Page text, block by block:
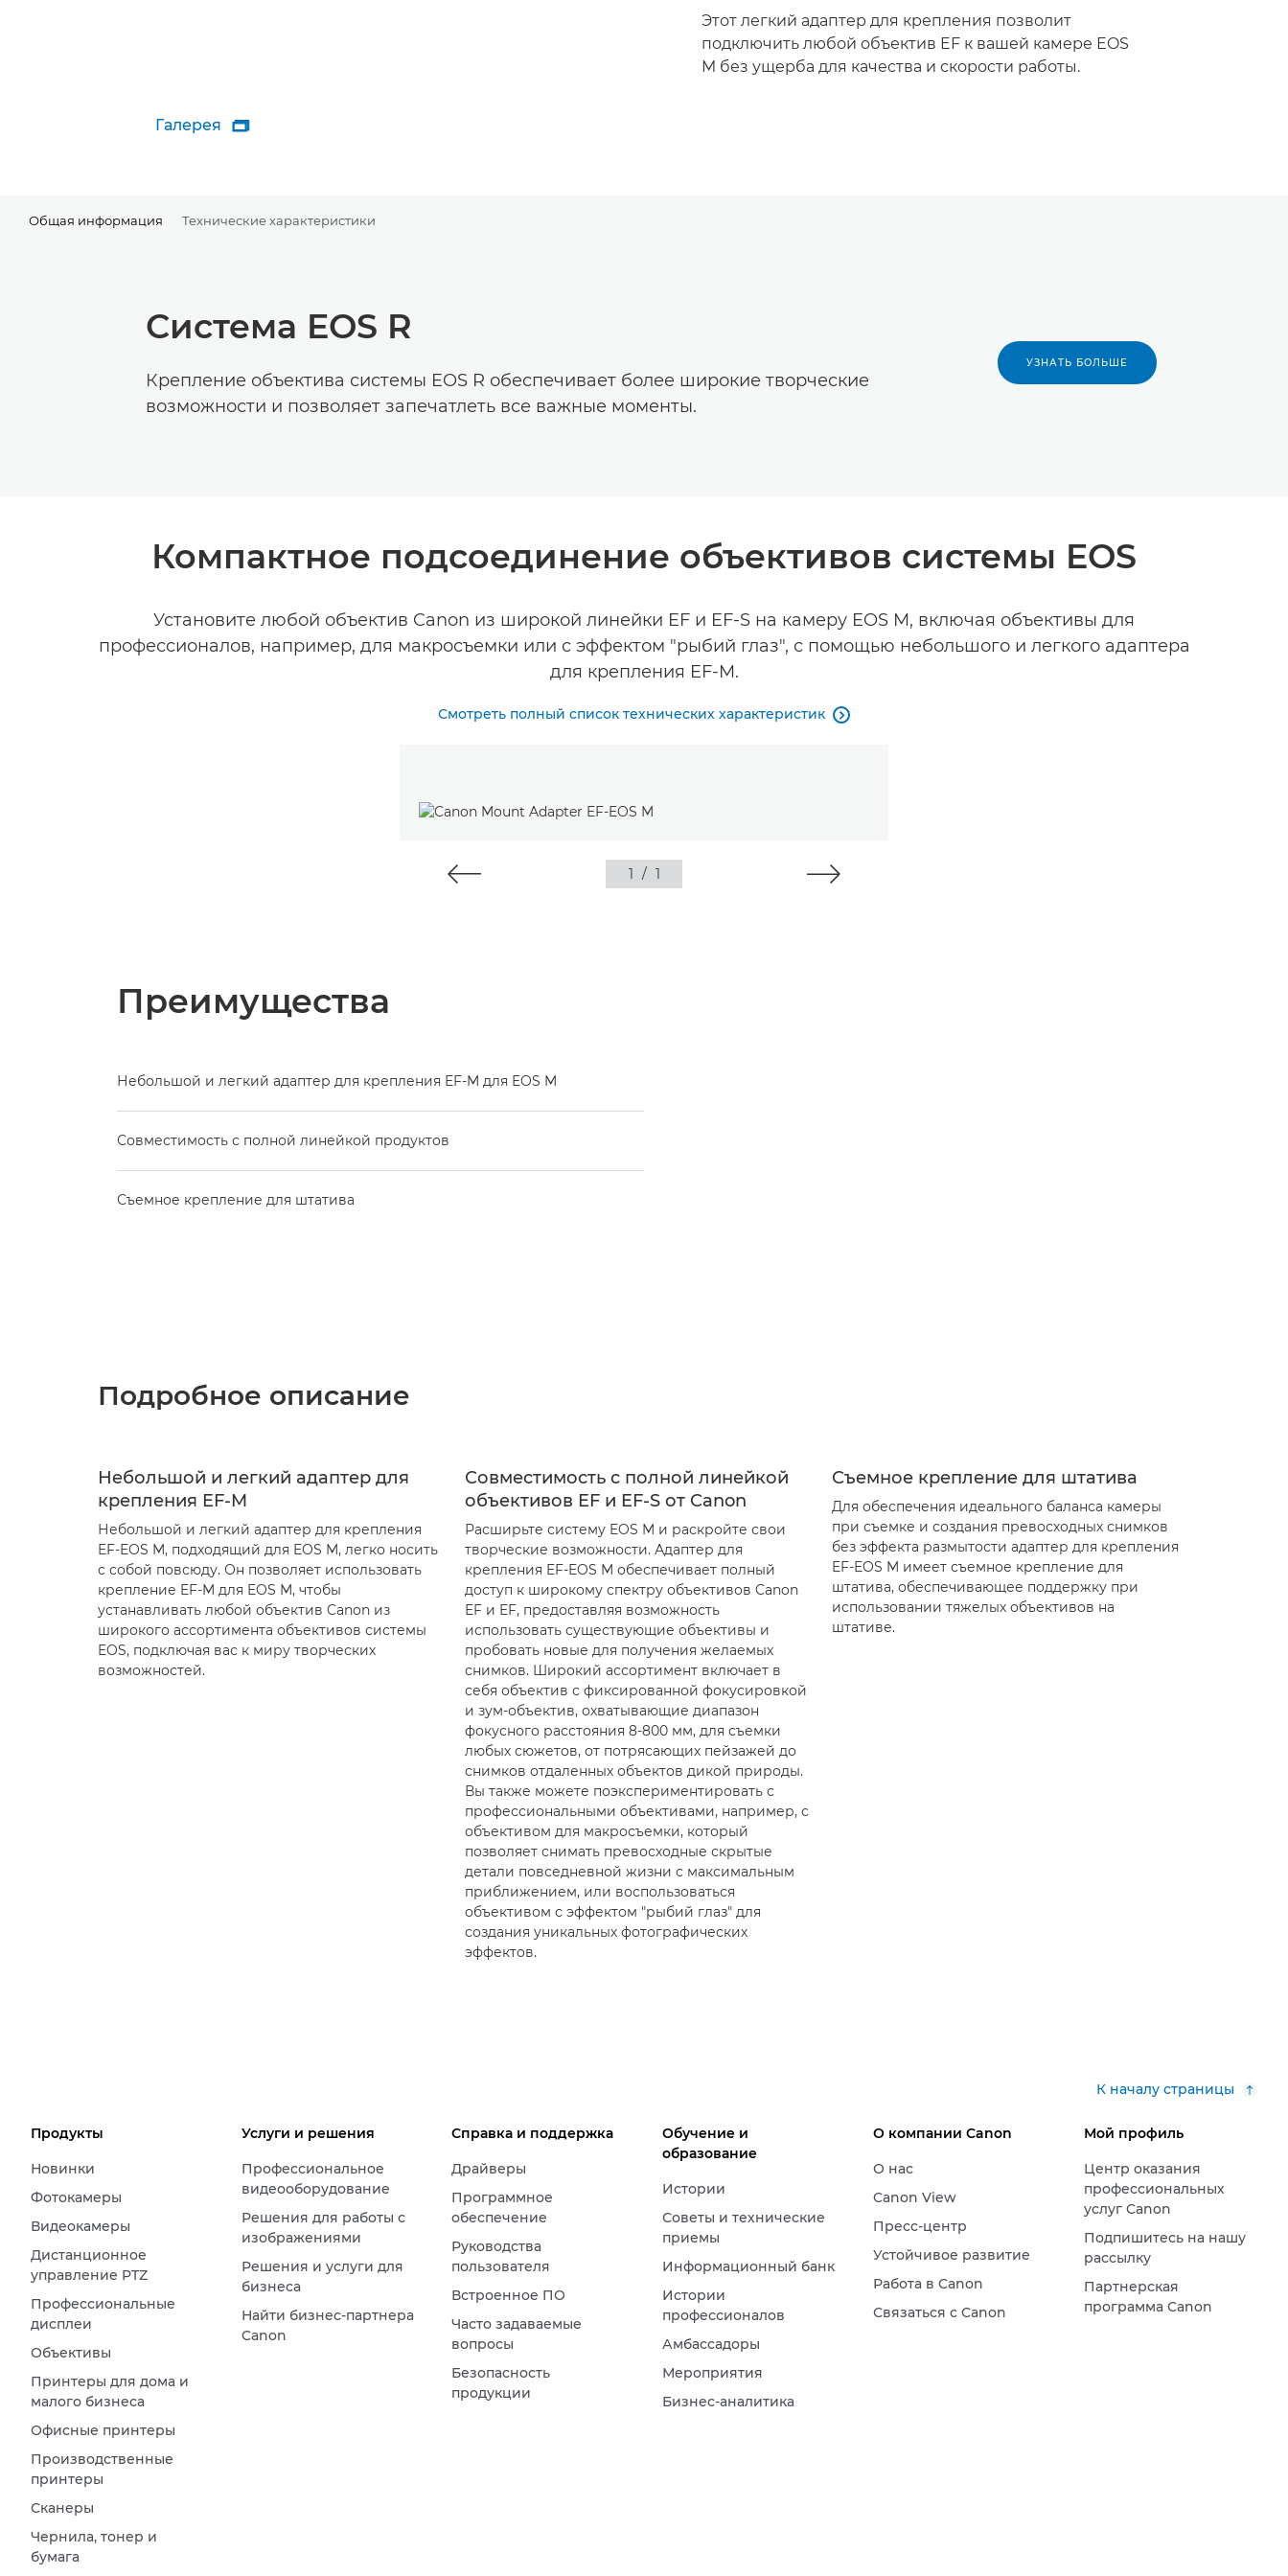
Галерея 
Этот легкий адаптер для крепления позволит
подключить любой объектив EF к вашей камере EOS
M без ущерба для качества и скорости работы.
Общая информация Технические характеристики
Система EOS R
Крепление объектива системы EOS R обеспечивает более широкие творческие
возможности и позволяет запечатлеть все важные моменты.
УЗНАТЬ БОЛЬШЕ
Компактное подсоединение объективов системы EOS
Установите любой объектив Canon из широкой линейки EF и EF-S на камеру EOS M, включая объективы для
профессионалов, например, для макросъемки или с эффектом "рыбий глаз", с помощью небольшого и легкого адаптера
для крепления EF-M.
Смотреть полный список технических характеристик 
1 / 1
Преимущества
Небольшой и легкий адаптер для крепления EF-M для EOS M
Совместимость с полной линейкой продуктов
Съемное крепление для штатива
Подробное описание
Небольшой и легкий адаптер для
крепления EF-M
Небольшой и легкий адаптер для крепления
EF-EOS M, подходящий для EOS M, легко носить
с собой повсюду. Он позволяет использовать
крепление EF-M для EOS M, чтобы
устанавливать любой объектив Canon из
широкого ассортимента объективов системы
EOS, подключая вас к миру творческих
возможностей.
Совместимость с полной линейкой
объективов EF и EF-S от Canon
Расширьте систему EOS M и раскройте свои
творческие возможности. Адаптер для
крепления EF-EOS M обеспечивает полный
доступ к широкому спектру объективов Canon
EF и EF, предоставляя возможность
использовать существующие объективы и
пробовать новые для получения желаемых
снимков. Широкий ассортимент включает в
себя объектив с фиксированной фокусировкой
и зум-объектив, охватывающие диапазон
фокусного расстояния 8-800 мм, для съемки
любых сюжетов, от потрясающих пейзажей до
снимков отдаленных объектов дикой природы.
Вы также можете поэкспериментировать с
профессиональными объективами, например, с
объективом для макросъемки, который
позволяет снимать превосходные скрытые
детали повседневной жизни с максимальным
приближением, или воспользоваться
объективом с эффектом "рыбий глаз" для
создания уникальных фотографических
эффектов.
Съемное крепление для штатива
Для обеспечения идеального баланса камеры
при съемке и создания превосходных снимков
без эффекта размытости адаптер для крепления
EF-EOS M имеет съемное крепление для
штатива, обеспечивающее поддержку при
использовании тяжелых объективов на
штативе.
К началу страницы
Продукты
Новинки
Фотокамеры
Видеокамеры
Дистанционное
управление PTZ
Профессиональные
дисплеи
Объективы
Принтеры для дома и
малого бизнеса
Офисные принтеры
Производственные
принтеры
Сканеры
Чернила, тонер и
бумага
Услуги и решения
Профессиональное
видеооборудование
Решения для работы с
изображениями
Решения и услуги для
бизнеса
Найти бизнес-партнера
Canon
Справка и поддержка
Драйверы
Программное
обеспечение
Руководства
пользователя
Встроенное ПО
Часто задаваемые
вопросы
Безопасность
продукции
Обучение и
образование
Истории
Советы и технические
приемы
Информационный банк
Истории
профессионалов
Амбассадоры
Мероприятия
Бизнес-аналитика
О компании Canon
О нас
Canon View
Пресс-центр
Устойчивое развитие
Работа в Canon
Связаться с Canon
Мой профиль
Центр оказания
профессиональных
услуг Canon
Подпишитесь на нашу
рассылку
Партнерская
программа Canon